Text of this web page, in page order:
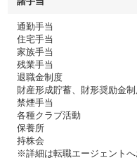
通勤手当
住宅手当
家族手当
残業手当
退職金制度
財産形成貯蓄、財形奨励金
禁煙手当
各種クラブ活動
保養所
持株会
※詳細は転職エージェントへ